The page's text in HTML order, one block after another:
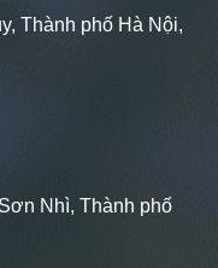
Thành phố Hà Nội,
Nhì, Thành phố